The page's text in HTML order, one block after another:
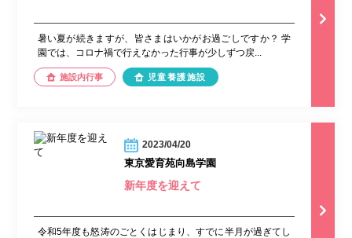
暑い夏が続きますが、皆さまはいかがお過ごしですか？ 学
園では、コロナ禍で行えなかった行事が少しずつ戻...
施設内行事 児童養護施設
2023/04/20
東京愛育苑向島学園
新年度を迎えて
令和5年度も怒涛のごとくはじまり、すでに半月が過ぎてし